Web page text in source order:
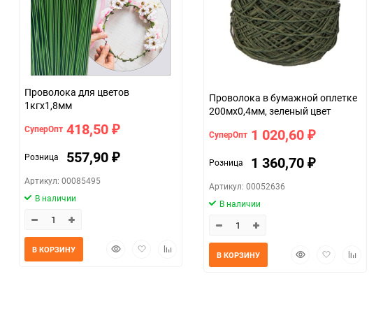
Проволока для цветов
1кгx1,8мм
СуперОпт 418,50 ₽
Розница 557,90 ₽
Артикул: 00085495
В наличии
БыстрыйДобавитьДобавить
В КОРЗИНУ
Проволока в бумажной оплетке
200мx0,4мм, зеленый цвет
СуперОпт 1 020,60 ₽
Розница 1 360,70 ₽
Артикул: 00052636
В наличии
БыстрыйДобавитьДобавить
В КОРЗИНУ